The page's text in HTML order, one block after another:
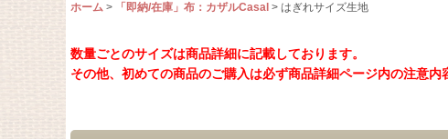
ホーム > 「即納/在庫」布：カザルCasal > はぎれサイズ生地
数量ごとのサイズは商品詳細に記載しております。
その他、初めての商品のご購入は必ず商品詳細ページ内の注意